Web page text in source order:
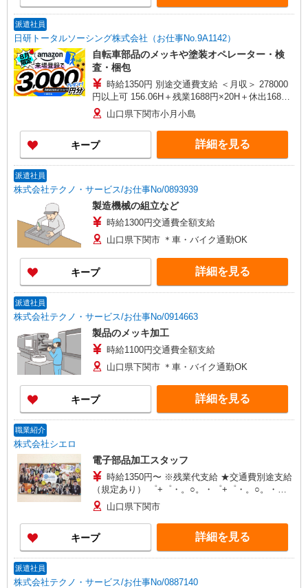
派遣社員
日研トータルソーシング株式会社（お仕事No.9A1142）
自転車部品のメッキや塗装オペレーター・検
査・梱包
時給1350円 別途交通費支給 ＜月収＞ 278000
円以上可 156.06H＋残業1688円×20H＋休出1688
円×7.92H＋深夜338円×60H
山口県下関市小月小島
キープ 詳細を見る
派遣社員
株式会社テクノ・サービス/お仕事No/0893939
製造機械の組立など
時給1300円交通費全額支給
山口県下関市 ＊車・バイク通勤OK
キープ 詳細を見る
派遣社員
株式会社テクノ・サービス/お仕事No/0914663
製品のメッキ加工
時給1100円交通費全額支給
山口県下関市 ＊車・バイク通勤OK
キープ 詳細を見る
職業紹介
株式会社シエロ
電子部品加工スタッフ
時給1350円〜 ※残業代支給 ★交通費別途支給
（規定あり） ゜+゜・。○。・゜+゜・。○。・゜
+゜ 入社祝い金10万円支給(規定有) お友達を紹介
頂くと, インセンティブ支給(規定有) ★月2回払
い・週払い可能（規程有）★ ゜・。○。・゜
+゜・。○。・゜+゜
山口県下関市
キープ 詳細を見る
派遣社員
株式会社テクノ・サービス/お仕事No/0887140